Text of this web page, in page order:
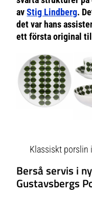
avStig Lindberg.
det var hans
ett första original
Klassiskt porslin
Berså servis i
Gustavsbergs